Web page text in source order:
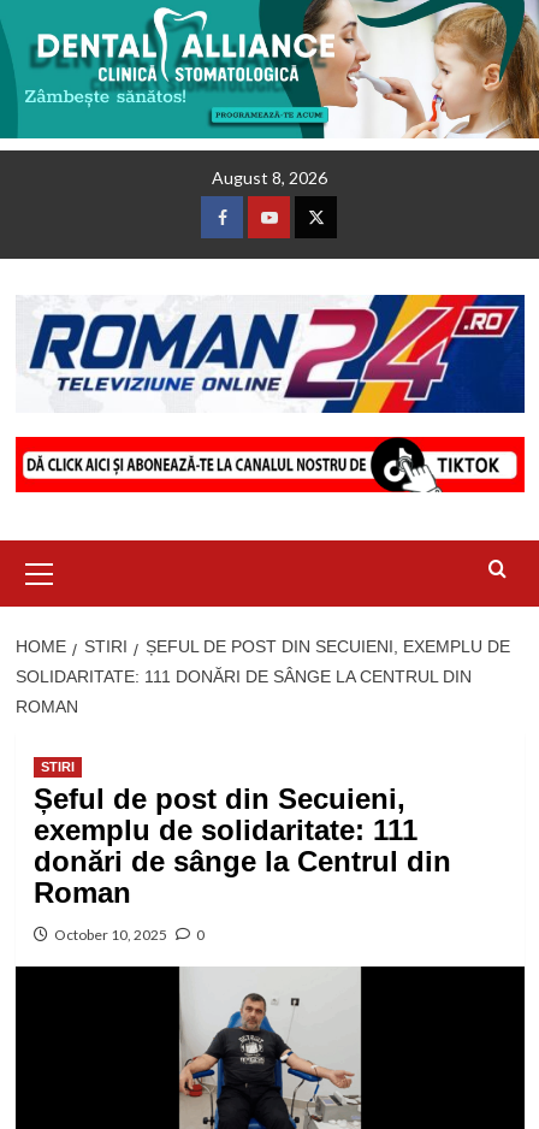
August 8, 2026
FacebookYoutubeTwitter
Menu
HOME STIRI
ȘEFUL DE POST DIN SECUIENI, EXEMPLU DE
SOLIDARITATE: 111 DONĂRI DE SÂNGE LA CENTRUL DIN
ROMAN
STIRI
Șeful de post din Secuieni,
exemplu de solidaritate: 111
donări de sânge la Centrul din
Roman
October 10, 2025 0